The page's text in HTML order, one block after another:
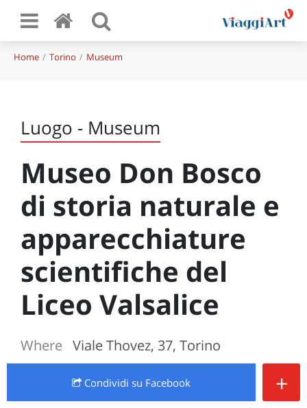
Home Torino Museum
Luogo - Museum
Museo Don Bosco
di storia naturale e
apparecchiature
scientifiche del
Liceo Valsalice
Where Viale Thovez, 37, Torino
Condividi su Facebook +